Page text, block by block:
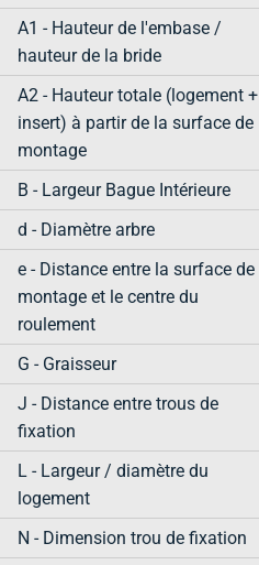
A1 - Hauteur de l'embase /
hauteur de la bride
A2 - Hauteur totale (logement +
insert) à partir de la surface de
montage
B - Largeur Bague Intérieure
d - Diamètre arbre
e - Distance entre la surface de
montage et le centre du
roulement
G - Graisseur
J - Distance entre trous de
fixation
L - Largeur / diamètre du
logement
N - Dimension trou de fixation